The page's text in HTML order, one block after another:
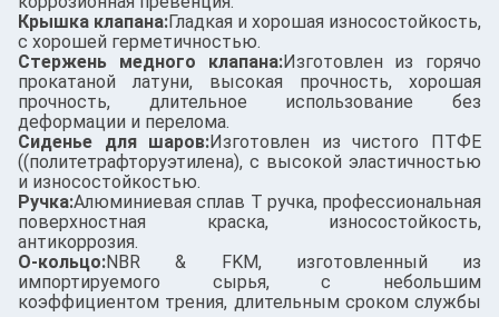
Крышка клапана:Гладкая и хорошая износостойкость,
с хорошей герметичностью.
Стержень медного клапана:Изготовлен из горячо
прокатаной латуни, высокая прочность, хорошая
прочность, длительное использование без
деформации и перелома.
Сиденье для шаров:Изготовлен из чистого ПТФЕ
((политетрафторуэтилена), с высокой эластичностью
и износостойкостью.
Ручка:Алюминиевая сплав T ручка, профессиональная
поверхностная краска, износостойкость,
антикоррозия.
О-кольцо:NBR & FKM, изготовленный из
импортируемого сырья, с небольшим
коэффициентом трения, длительным сроком службы